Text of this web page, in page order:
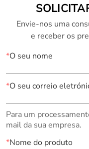
Envie-nos uma
e receber os
*O seu nome
*O seu correio
Para um
mail da sua empresa.
*Nome do produto